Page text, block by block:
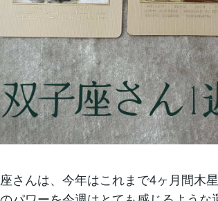
さんは、今年はこれまで4ヶ月間木